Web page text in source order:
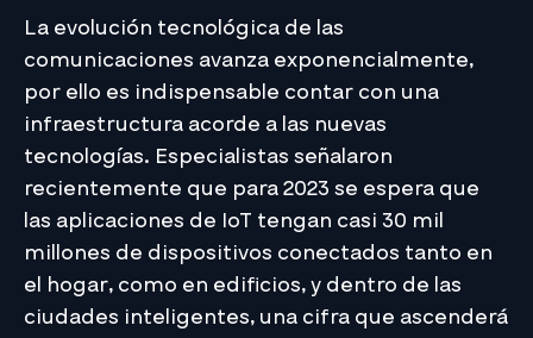
La evolución tecnológica de las
comunicaciones avanza exponencialmente,
por ello es indispensable contar con una
infraestructura acorde a las nuevas
tecnologías. Especialistas señalaron
recientemente que para 2023 se espera que
las aplicaciones de IoT tengan casi 30 mil
millones de dispositivos conectados tanto en
el hogar, como en edificios, y dentro de las
ciudades inteligentes, una cifra que ascenderá